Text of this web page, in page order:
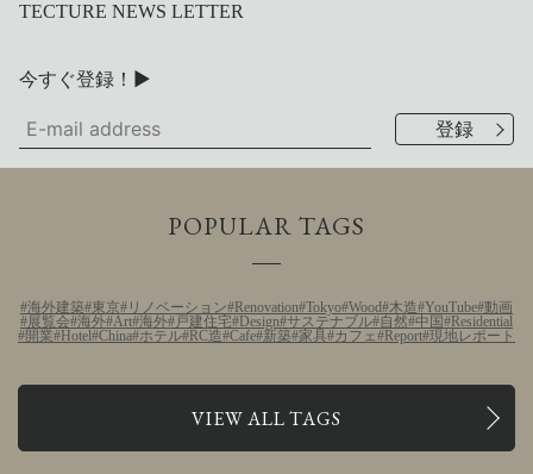
TECTURE NEWS LETTER
今すぐ登録！▶
POPULAR TAGS
海外建築 東京 リノベーション Renovation Tokyo Wood 木造 YouTube 動画
展覧会 海外 Art 海外 戸建住宅 Design サステナブル 自然 中国
Residential
開業
Hotel China ホテル RC造 Cafe 新築 家具 カフェ Report 現地レポート
VIEW ALL TAGS